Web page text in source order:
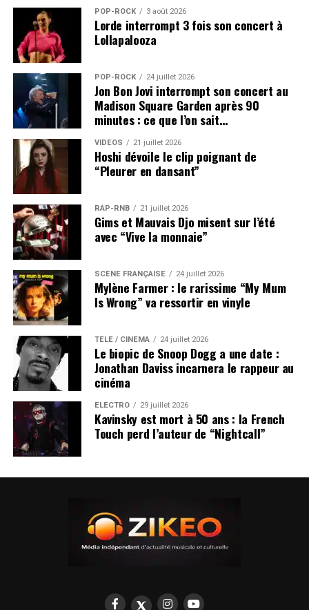
POP-ROCK 3 août 2026
Lorde interrompt 3 fois son concert à
Lollapalooza
POP-ROCK 24 juillet 2026
Jon Bon Jovi interrompt son concert au
Madison Square Garden après 90
minutes : ce que l’on sait…
VIDEOS 21 juillet 2026
Hoshi dévoile le clip poignant de
“Pleurer en dansant”
RAP-RNB 21 juillet 2026
Gims et Mauvais Djo misent sur l’été
avec “Vive la monnaie”
SCÈNE FRANÇAISE 24 juillet 2026
Mylène Farmer : le rarissime “My Mum
Is Wrong” va ressortir en vinyle
TÉLÉ / CINÉMA 24 juillet 2026
Le biopic de Snoop Dogg a une date :
Jonathan Daviss incarnera le rappeur au
cinéma
ÉLECTRO 29 juillet 2026
Kavinsky est mort à 50 ans : la French
Touch perd l’auteur de “Nightcall”